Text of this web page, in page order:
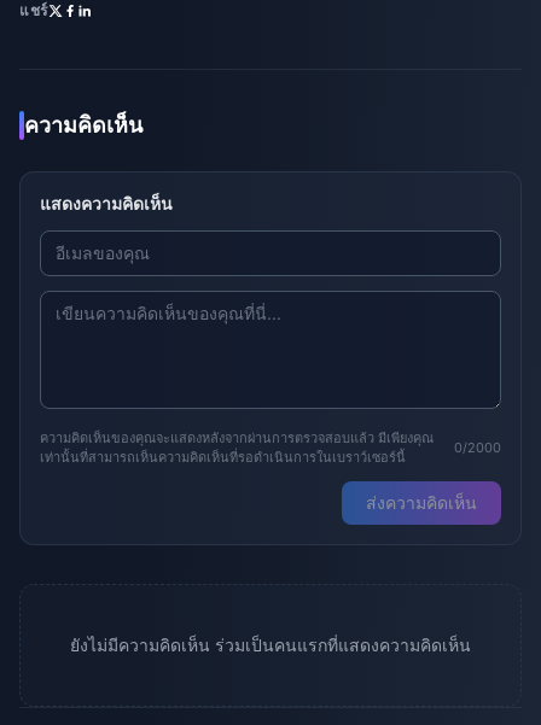
แชร์
ความคิดเห็น
แสดงความคิดเห็น
ความคิดเห็นของคุณจะแสดงหลังจากผ่านการตรวจสอบแล้ว มีเพียงคุณ
เท่านั้นที่สามารถเห็นความคิดเห็นที่รอดำเนินการในเบราว์เซอร์นี้
0/2000
ส่งความคิดเห็น
ยังไม่มีความคิดเห็น ร่วมเป็นคนแรกที่แสดงความคิดเห็น